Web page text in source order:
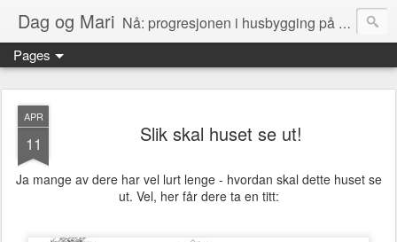
Dag og Mari Nå: progresjonen i husbygging på Olerud gård!
Pages
APR
11 Slik skal huset se ut!
Ja mange av dere har vel lurt lenge - hvordan skal dette huset se
ut. Vel, her får dere ta en titt: